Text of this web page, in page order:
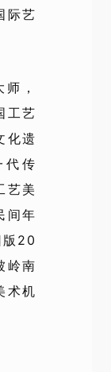
际艺
，
工艺
化遗
代传
艺美
间年
版20
岭南
术机